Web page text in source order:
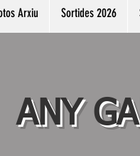
Arxiu Sortides 2026
ANY